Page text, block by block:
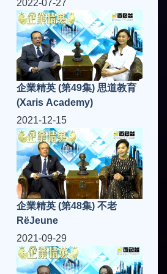
2022-07-27
企業精英 (第49集) 思道教育
(Xaris Academy)
2021-12-15
企業精英 (第48集) 不老
RëJeune
2021-09-29